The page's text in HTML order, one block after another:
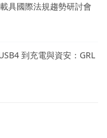
具國際法規趨勢研討會
到充電與資安：GRL